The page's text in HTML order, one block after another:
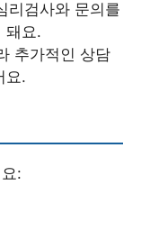
리검사와 문의를
돼요.
추가적인 상담
요.
: